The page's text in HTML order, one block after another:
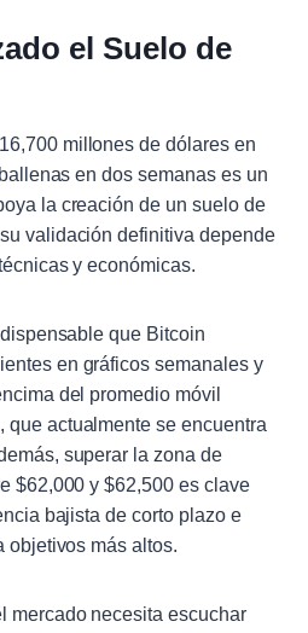
el Suelo de
millones de dólares en
en dos semanas es un
la creación de un suelo de
validación definitiva depende
y económicas.
que Bitcoin
en gráficos semanales y
del promedio móvil
que actualmente se encuentra
superar la zona de
$62,000 y $62,500 es clave
bajista de corto plazo e
objetivos más altos.
mercado necesita escuchar